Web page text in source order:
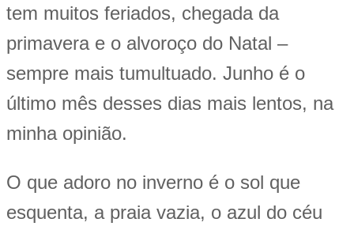
tem muitos feriados, chegada da
primavera e o alvoroço do Natal –
sempre mais tumultuado. Junho é o
último mês desses dias mais lentos, na
minha opinião.
O que adoro no inverno é o sol que
esquenta, a praia vazia, o azul do céu